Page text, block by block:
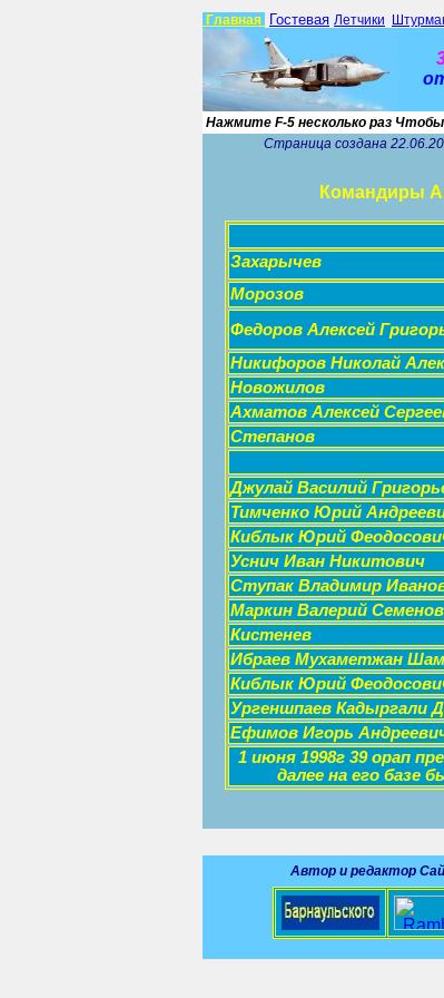
Главная Гостевая Летчики
о
Нажмите F-5 несколько раз Чтобы
Страница создана
Командиры
Захарычев
Морозов
Федоров Алексей
Никифоров Николай
Новожилов
Ахматов Алексей
Степанов
Джулай Василий
Тимченко Юрий
Киблык Юрий
Уснич Иван Никитович
Ступак Владимир
Маркин Валерий
Кистенев
Ибраев Мухаметжан
Киблык Юрий
Ургеншпаев Кадыргали
Ефимов Игорь
1 июня 1998г 39 орап
далее на его базе
Автор и редактор